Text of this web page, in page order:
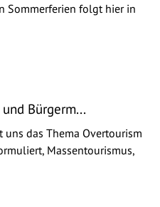
Sommerferien folgt hier in
Bürgerm...
das Thema Overtourism
Massentourismus,